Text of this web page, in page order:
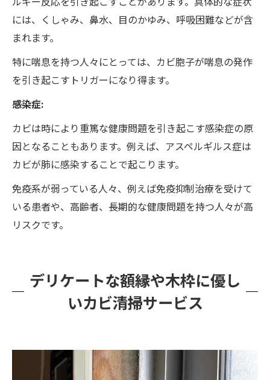
には、くしゃみ、鼻水、目のかゆみ、呼吸困難などが含
まれます。
特に喘息を持つ人々にとっては、カビ胞子が喘息の発作
を引き起こすトリガーになり得ます。
感染症:
カビは時により重篤な健康問題を引き起こす感染症の原
因となることもあります。例えば、アスペルギルス症は
カビが肺に感染することで起こります。
免疫系が弱っている人々、例えば免疫抑制治療を受けて
いる患者や、高齢者、長期的な健康問題を持つ人々が高
リスクです。
デリケートな額縁や木枠に優し
いカビ清掃サービス